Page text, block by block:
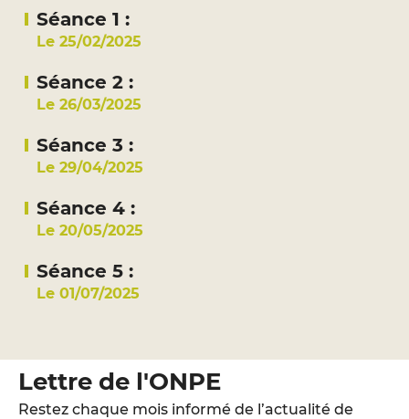
Séance 1 :
Le 25/02/2025
Séance 2 :
Le 26/03/2025
Séance 3 :
Le 29/04/2025
Séance 4 :
Le 20/05/2025
Séance 5 :
Le 01/07/2025
Lettre de l'ONPE
Restez chaque mois informé de l’actualité de